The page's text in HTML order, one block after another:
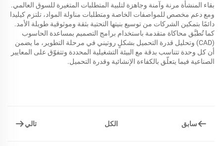
بقاء المنشأة مرنة وآمنة وجاهزة لتلبية المتطلبات المتغيرة للسوق العالمي.
ومع دعم مخصص للمواصفات الخاصة ومتطلبات مناولة المواد، تلتزم كيليدا
دائمًا بتمكين الشركات من توسيع بنيتها التحتية بثقة وموثوقية طويلة الأمد.
كما تُطبَّق محاكاة متقدمة باستخدام برامج التصميم بمساعدة الحاسوب
(CAD) وتحليل قدرة التحميل بشكلٍ روتيني في مرحلة التطوير، ما يضمن
أن كل وحدة تتناسب بدقة مع البيئة التشغيلية المحددة وتتفوّق على المعايير
الصناعية فيما يتعلّق بالكفاءة الإنشائية وقدرة التحميل.
سابق الكل تالي